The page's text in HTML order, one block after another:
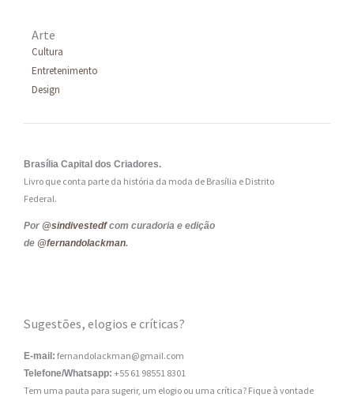
Arte
Cultura
Entretenimento
Design
Brasília Capital dos Criadores.
Livro que conta parte da história da moda de Brasília e Distrito
Federal.
Por @sindivestedfcom curadoria e edição
de @fernandolackman.
Sugestões, elogios e críticas?
E-mail: fernandolackman@gmail.com
Telefone/Whatsapp: +55 61 98551 8301
Tem uma pauta para sugerir, um elogio ou uma crítica? Fique à vontade